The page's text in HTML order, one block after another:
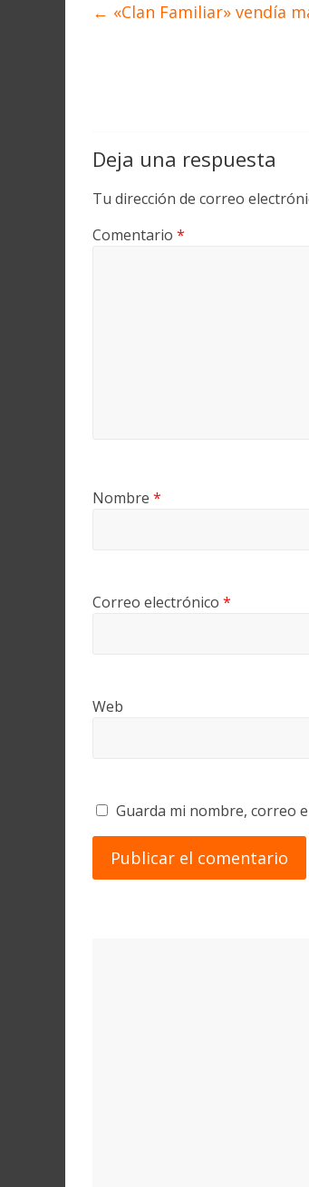
← «Clan Familiar» vendía
Deja una respuesta
Tu dirección de correo
Comentario *
Nombre *
Correo electrónico *
Web
Guarda mi nombre, correo